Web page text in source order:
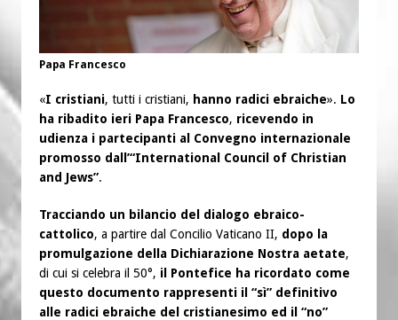
Papa Francesco
«I cristiani, tutti i cristiani, hanno radici ebraiche». Lo
ha ribadito ieri Papa Francesco, ricevendo in
udienza i partecipanti al Convegno internazionale
promosso dall’“International Council of Christian
and Jews”.
Tracciando un bilancio del dialogo ebraico-
cattolico, a partire dal Concilio Vaticano II, dopo la
promulgazione della Dichiarazione Nostra aetate,
di cui si celebra il 50°, il Pontefice ha ricordato come
questo documento rappresenti il “sì” definitivo
alle radici ebraiche del cristianesimo ed il “no”